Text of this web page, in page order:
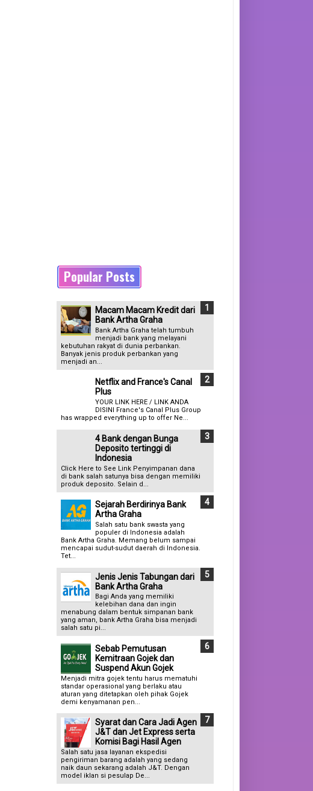
Popular Posts
Macam Macam Kredit dari
Bank Artha Graha
Bank Artha Graha telah tumbuh
menjadi bank yang melayani
kebutuhan rakyat di dunia perbankan.
Banyak jenis produk perbankan yang
menjadi an...
Netflix and France's Canal
Plus
YOUR LINK HERE / LINK ANDA
DISINI France's Canal Plus Group
has wrapped everything up to offer Ne...
4 Bank dengan Bunga
Deposito tertinggi di
Indonesia
Click Here to See Link Penyimpanan dana
di bank salah satunya bisa dengan memiliki
produk deposito. Selain d...
Sejarah Berdirinya Bank
Artha Graha
Salah satu bank swasta yang
populer di Indonesia adalah
Bank Artha Graha. Memang belum sampai
mencapai sudut-sudut daerah di Indonesia.
Tet...
Jenis Jenis Tabungan dari
Bank Artha Graha
Bagi Anda yang memiliki
kelebihan dana dan ingin
menabung dalam bentuk simpanan bank
yang aman, bank Artha Graha bisa menjadi
salah satu pi...
Sebab Pemutusan
Kemitraan Gojek dan
Suspend Akun Gojek
Menjadi mitra gojek tentu harus mematuhi
standar operasional yang berlaku atau
aturan yang ditetapkan oleh pihak Gojek
demi kenyamanan pen...
Syarat dan Cara Jadi Agen
J&T dan Jet Express serta
Komisi Bagi Hasil Agen
Salah satu jasa layanan ekspedisi
pengiriman barang adalah yang sedang
naik daun sekarang adalah J&T. Dengan
model iklan si pesulap De...